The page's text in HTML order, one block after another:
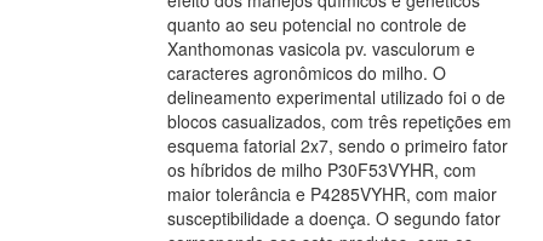
quanto ao seu potencial no controle de
Xanthomonas vasicola pv. vasculorum e
caracteres agronômicos do milho. O
delineamento experimental utilizado foi o de
blocos casualizados, com três repetições em
esquema fatorial 2x7, sendo o primeiro fator
os híbridos de milho P30F53VYHR, com
maior tolerância e P4285VYHR, com maior
susceptibilidade a doença. O segundo fator